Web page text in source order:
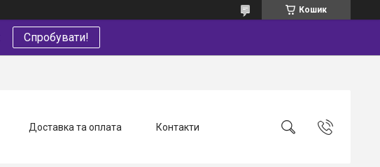
Кошик
Спробувати!
Доставка та оплата Контакти